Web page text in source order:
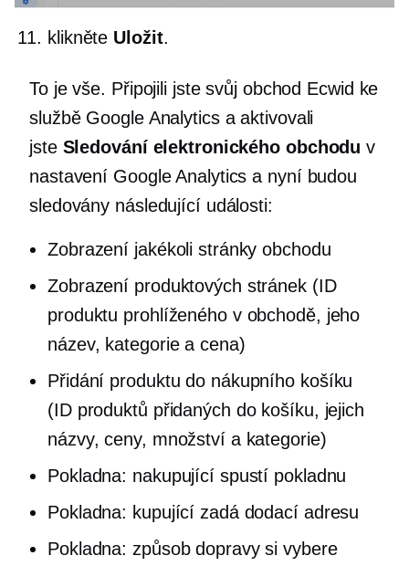
klikněte Uložit.
To je vše. Připojili jste svůj obchod Ecwid ke
službě Google Analytics a aktivovali
jste Sledování elektronického obchodu v
nastavení Google Analytics a nyní budou
sledovány následující události:
Zobrazení jakékoli stránky obchodu
Zobrazení produktových stránek (ID
produktu prohlíženého v obchodě, jeho
název, kategorie a cena)
Přidání produktu do nákupního košíku
(ID produktů přidaných do košíku, jejich
názvy, ceny, množství a kategorie)
Pokladna: nakupující spustí pokladnu
Pokladna: kupující zadá dodací adresu
Pokladna: způsob dopravy si vybere